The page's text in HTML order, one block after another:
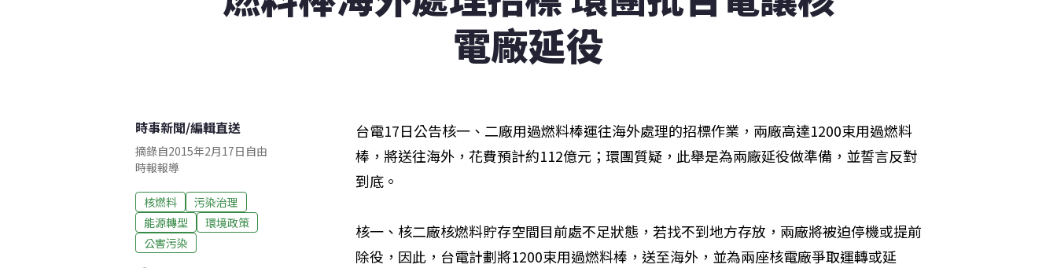
電廠延役
時事新聞/編輯直送
摘錄自2015年2月17日自由
時報報導
核燃料
污染治理
能源轉型
環境政策
公害污染
台電17日公告核一、二廠用過燃料棒運往海外處理的招標作業，兩廠高達1200束用過燃料
棒，將送往海外，花費預計約112億元；環團質疑，此舉是為兩廠延役做準備，並誓言反對
到底。
核一、核二廠核燃料貯存空間目前處不足狀態，若找不到地方存放，兩廠將被迫停機或提前
除役，因此，台電計劃將1200束用過燃料棒，送至海外，並為兩座核電廠爭取運轉或延